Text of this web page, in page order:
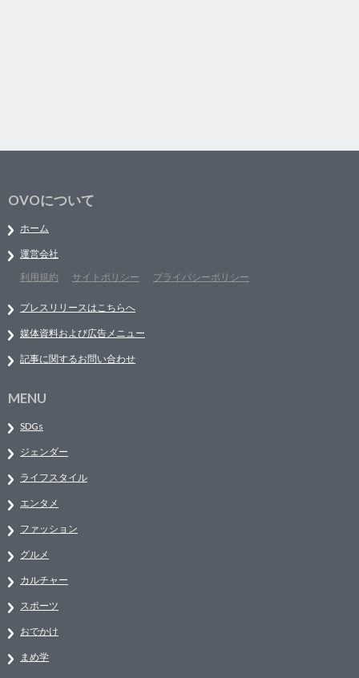
OVOについて
ホーム
運営会社
利用規約
サイトポリシー プライバシーポリシー
プレスリリースはこちらへ
媒体資料および広告メニュー
記事に関するお問い合わせ
MENU
SDGs
ジェンダー
ライフスタイル
エンタメ
ファッション
グルメ
カルチャー
スポーツ
おでかけ
まめ学